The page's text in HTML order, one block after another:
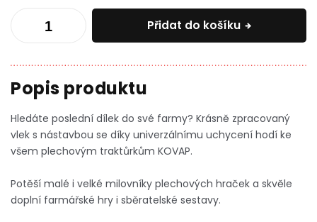
Přidat do košíku
Hledáte poslední dílek do své farmy? Krásně zpracovaný
vlek s nástavbou se díky univerzálnímu uchycení hodí ke
všem plechovým traktůrkům KOVAP.
Potěší malé i velké milovníky plechových hraček a skvěle
doplní farmářské hry i sběratelské sestavy.